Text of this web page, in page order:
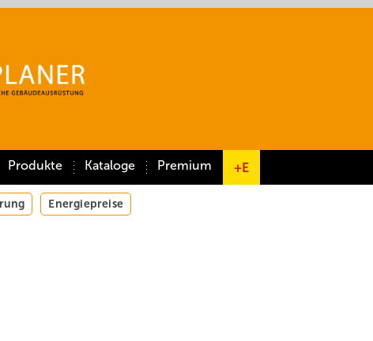
Produkte Kataloge Premium +E
Energiepreise